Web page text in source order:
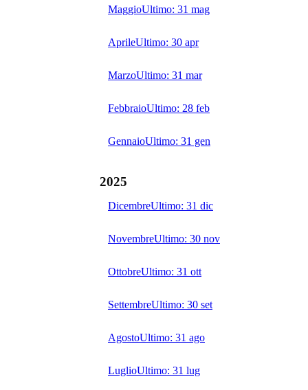
MaggioUltimo: 31 mag
AprileUltimo: 30 apr
MarzoUltimo: 31 mar
FebbraioUltimo: 28 feb
GennaioUltimo: 31 gen
2025
DicembreUltimo: 31 dic
NovembreUltimo: 30 nov
OttobreUltimo: 31 ott
SettembreUltimo: 30 set
AgostoUltimo: 31 ago
LuglioUltimo: 31 lug